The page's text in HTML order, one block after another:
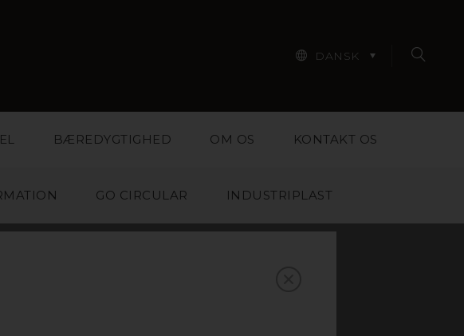
DANSK
BÆREDYGTIGHED OM OS KONTAKT OS
GO CIRCULAR INDUSTRIPLAST